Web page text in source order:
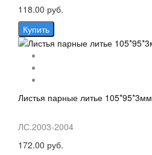
118.00 руб.
Купить
Листья парные литье 105*95*3мм
ЛС.2003-2004
172.00 руб.